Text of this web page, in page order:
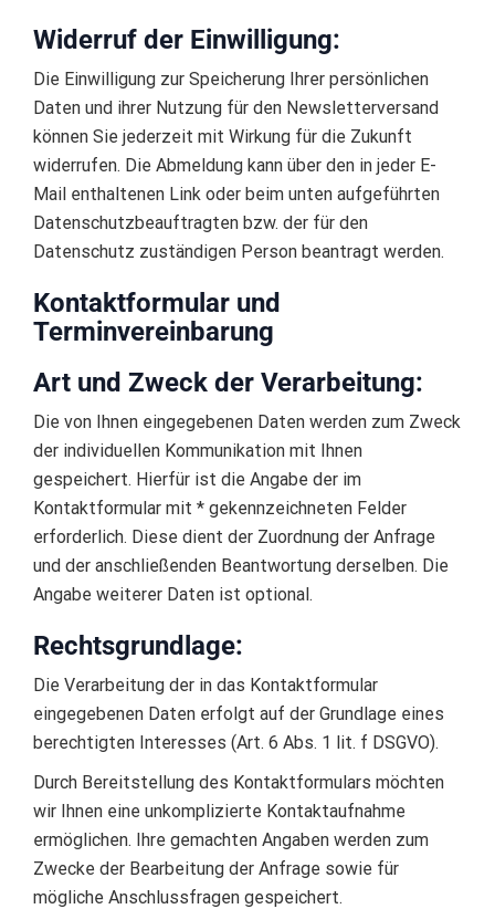
Widerruf der Einwilligung:
Die Einwilligung zur Speicherung Ihrer persönlichen
Daten und ihrer Nutzung für den Newsletterversand
können Sie jederzeit mit Wirkung für die Zukunft
widerrufen. Die Abmeldung kann über den in jeder E-
Mail enthaltenen Link oder beim unten aufgeführten
Datenschutzbeauftragten bzw. der für den
Datenschutz zuständigen Person beantragt werden.
Kontaktformular und
Terminvereinbarung
Art und Zweck der Verarbeitung:
Die von Ihnen eingegebenen Daten werden zum Zweck
der individuellen Kommunikation mit Ihnen
gespeichert. Hierfür ist die Angabe der im
Kontaktformular mit * gekennzeichneten Felder
erforderlich. Diese dient der Zuordnung der Anfrage
und der anschließenden Beantwortung derselben. Die
Angabe weiterer Daten ist optional.
Rechtsgrundlage:
Die Verarbeitung der in das Kontaktformular
eingegebenen Daten erfolgt auf der Grundlage eines
berechtigten Interesses (Art. 6 Abs. 1 lit. f DSGVO).
Durch Bereitstellung des Kontaktformulars möchten
wir Ihnen eine unkomplizierte Kontaktaufnahme
ermöglichen. Ihre gemachten Angaben werden zum
Zwecke der Bearbeitung der Anfrage sowie für
mögliche Anschlussfragen gespeichert.